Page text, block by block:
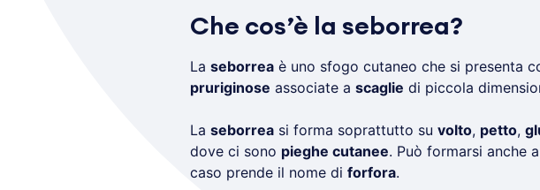
Che cos’è la seborrea?
La seborreaè uno sfogo cutaneo che si presenta
pruriginose associate a scaglie di piccola
La seborreasi forma soprattutto su volto, petto,
dove ci sono pieghe cutanee. Può formarsi anche
caso prende il nome di forfora.